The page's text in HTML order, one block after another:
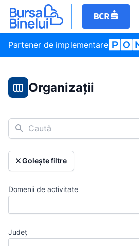
Partener de implementare
Organizații
Caută
Golește filtre
Domenii de activitate
Județ